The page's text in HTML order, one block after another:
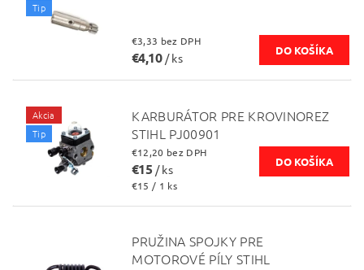
Tip
€3,33 bez DPH
€4,10 / ks
Akcia
Tip
KARBURÁTOR PRE KROVINOREZ
STIHL PJ00901
€12,20 bez DPH
€15 / ks
€15 / 1 ks
PRUŽINA SPOJKY PRE
MOTOROVÉ PÍLY STIHL